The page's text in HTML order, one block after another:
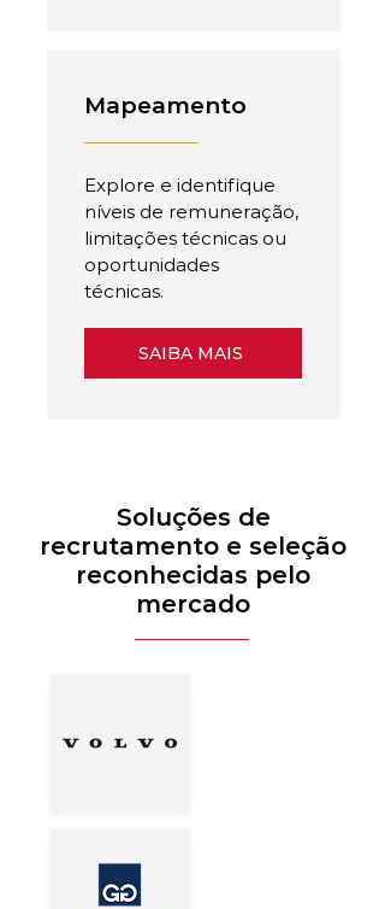
Mapeamento
Explore e identifique
níveis de remuneração,
limitações técnicas ou
oportunidades
técnicas.
SAIBA MAIS
Soluções de
recrutamento e seleção
reconhecidas pelo
mercado